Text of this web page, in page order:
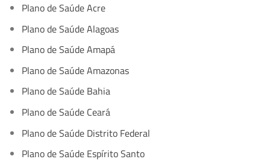
Plano de Saúde Acre
Plano de Saúde Alagoas
Plano de Saúde Amapá
Plano de Saúde Amazonas
Plano de Saúde Bahia
Plano de Saúde Ceará
Plano de Saúde Distrito Federal
Plano de Saúde Espírito Santo